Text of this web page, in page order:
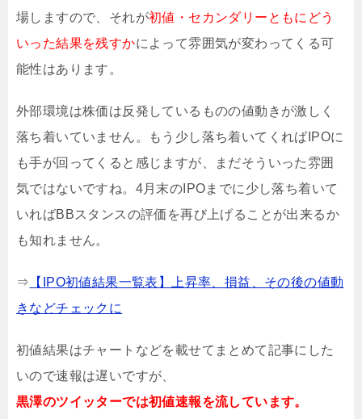
場しますので、それが初値・セカンダリーともにどう
いった結果を残すかによって雰囲気が変わってくる可
能性はあります。
外部環境は株価は反発しているものの値動きが激しく
落ち着いていません。もう少し落ち着いてくればIPOに
も手が回ってくると感じますが、まだそういった雰囲
気ではないですね。4月末のIPOまでに少し落ち着いて
いればBBスタンスの評価を再び上げることが出来るか
も知れません。
⇒ 【IPO初値結果一覧表】上昇率、損益、その後の値動
きなどチェックに
初値結果はチャートなどを載せてまとめて記事にした
いので速報は遅いですが、
黒澤のツイッターでは初値速報を流しています。